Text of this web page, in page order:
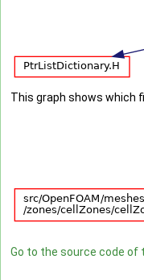
This graph shows which
Go to the source code of